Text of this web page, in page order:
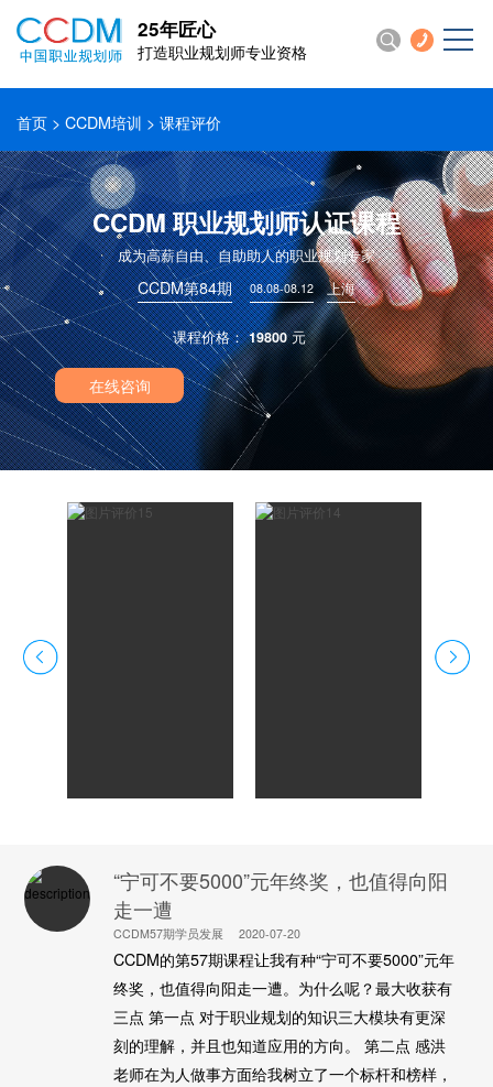
25年匠心
打造职业规划师专业资格
首页 >CCDM培训 > 课程评价
CCDM 职业规划师认证课程
成为高薪自由、自助助人的职业规划专家
CCDM第84期 08.08-08.12 上海
课程价格：19800元
在线咨询
“宁可不要5000”元年终奖，也值得向阳
走一遭
CCDM57期学员发展 2020-07-20
CCDM的第57期课程让我有种“宁可不要5000”元年
终奖，也值得向阳走一遭。为什么呢？最大收获有
三点 第一点 对于职业规划的知识三大模块有更深
刻的理解，并且也知道应用的方向。 第二点 感洪
老师在为人做事方面给我树立了一个标杆和榜样，